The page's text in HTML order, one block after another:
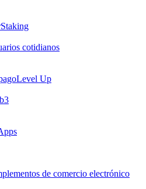
Staking
cotidianos
Level Up
de comercio electrónico